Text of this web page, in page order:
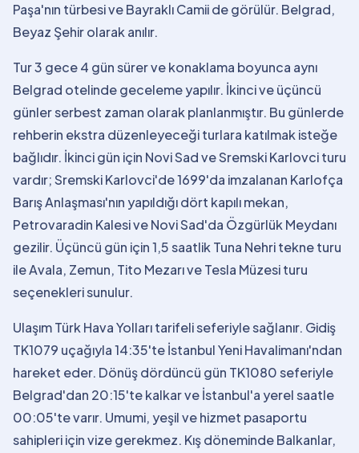
Paşa'nın türbesi ve Bayraklı Camii de görülür. Belgrad,
Beyaz Şehir olarak anılır.
Tur 3 gece 4 gün sürer ve konaklama boyunca aynı
Belgrad otelinde geceleme yapılır. İkinci ve üçüncü
günler serbest zaman olarak planlanmıştır. Bu günlerde
rehberin ekstra düzenleyeceği turlara katılmak isteğe
bağlıdır. İkinci gün için Novi Sad ve Sremski Karlovci turu
vardır; Sremski Karlovci'de 1699'da imzalanan Karlofça
Barış Anlaşması'nın yapıldığı dört kapılı mekan,
Petrovaradin Kalesi ve Novi Sad'da Özgürlük Meydanı
gezilir. Üçüncü gün için 1,5 saatlik Tuna Nehri tekne turu
ile Avala, Zemun, Tito Mezarı ve Tesla Müzesi turu
seçenekleri sunulur.
Ulaşım Türk Hava Yolları tarifeli seferiyle sağlanır. Gidiş
TK1079 uçağıyla 14:35'te İstanbul Yeni Havalimanı'ndan
hareket eder. Dönüş dördüncü gün TK1080 seferiyle
Belgrad'dan 20:15'te kalkar ve İstanbul'a yerel saatle
00:05'te varır. Umumi, yeşil ve hizmet pasaportu
sahipleri için vize gerekmez. Kış döneminde Balkanlar,